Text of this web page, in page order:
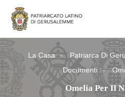
La Casa
Patriarca Di
Documenti
Omelia Per Il